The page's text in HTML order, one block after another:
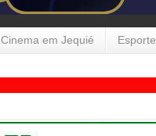
Cinema em Jequié Esporte